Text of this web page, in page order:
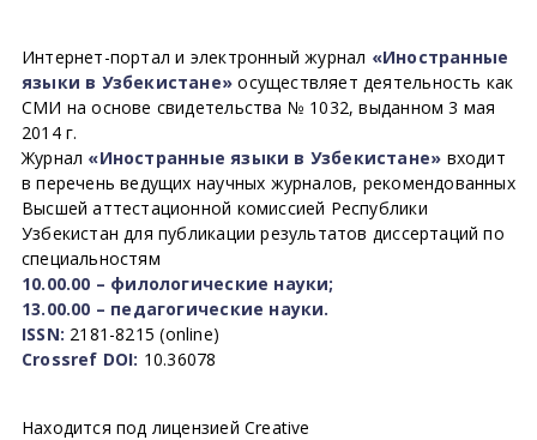
Интернет-портал и электронный журнал «Иностранные
языки в Узбекистане» осуществляет деятельность как
СМИ на основе свидетельства № 1032, выданном 3 мая
2014 г.
Журнал «Иностранные языки в Узбекистане» входит
в перечень ведущих научных журналов, рекомендованных
Высшей аттестационной комиссией Республики
Узбекистан для публикации результатов диссертаций по
специальностям
10.00.00 – филологические науки;
13.00.00 – педагогические науки.
ISSN: 2181-8215 (online)
Crossref DOI: 10.36078
Находится под лицензией Creative